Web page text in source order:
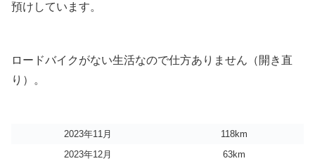
預けしています。
ロードバイクがない生活なので仕方ありません（開き直
り）。
2023年11月
118km
2023年12月
63km